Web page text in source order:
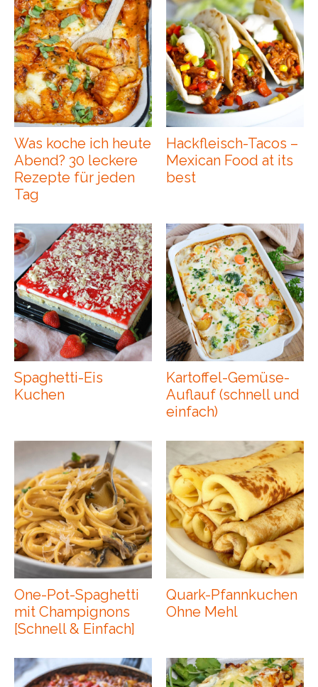
Was koche ich heute
Abend? 30 leckere
Rezepte für jeden
Tag
Hackfleisch-Tacos –
Mexican Food at its
best
Spaghetti-Eis
Kuchen
Kartoffel-Gemüse-
Auflauf (schnell und
einfach)
One-Pot-Spaghetti
mit Champignons
[Schnell & Einfach]
Quark-Pfannkuchen
Ohne Mehl